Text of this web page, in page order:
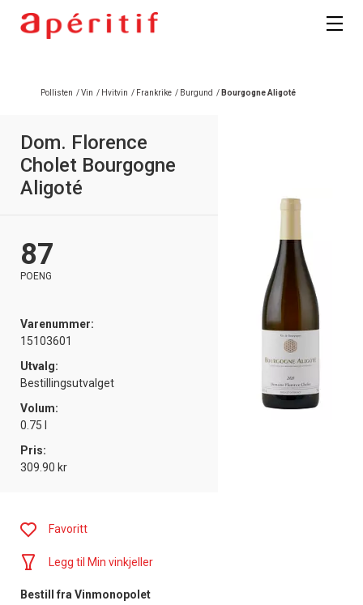
Pollisten /Vin / Hvitvin / Frankrike / Burgund / Bourgogne Aligoté
Dom. Florence
Cholet Bourgogne
Aligoté
87
POENG
Varenummer:
15103601
Utvalg:
Bestillingsutvalget
Volum:
0.75 l
Pris:
309.90 kr
Favoritt
Legg til Min vinkjeller
Bestill fra Vinmonopolet